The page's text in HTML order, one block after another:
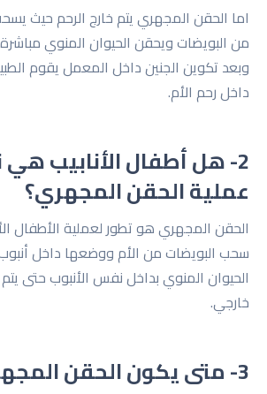
اما الحقن المجهري يتم خارج الرحم حيث
من البويضات ويحقن الحيوان المنوي
وبعد تكوين الجنين داخل المعمل يقوم
داخل رحم الأم.
2- هل أطفال الأنابيب
عملية الحقن المجهري؟
الحقن المجهري هو تطور لعملية الأطفال
سحب البويضات من الأم ووضعها داخل
الحيوان المنوي بداخل نفس الأنبوب حتى
خارجي.
3- متى يكون الحقن المجهري ضرورة؟